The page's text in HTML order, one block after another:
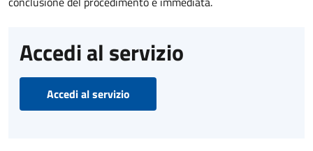
Accedi al servizio
Accedi al servizio